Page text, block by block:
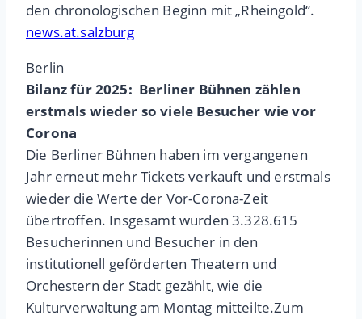
den chronologischen Beginn mit „Rheingold“.
news.at.salzburg
Berlin
Bilanz für 2025: Berliner Bühnen zählen
erstmals wieder so viele Besucher wie vor
Corona
Die Berliner Bühnen haben im vergangenen
Jahr erneut mehr Tickets verkauft und erstmals
wieder die Werte der Vor-Corona-Zeit
übertroffen. Insgesamt wurden 3.328.615
Besucherinnen und Besucher in den
institutionell geförderten Theatern und
Orchestern der Stadt gezählt, wie die
Kulturverwaltung am Montag mitteilte.Zum